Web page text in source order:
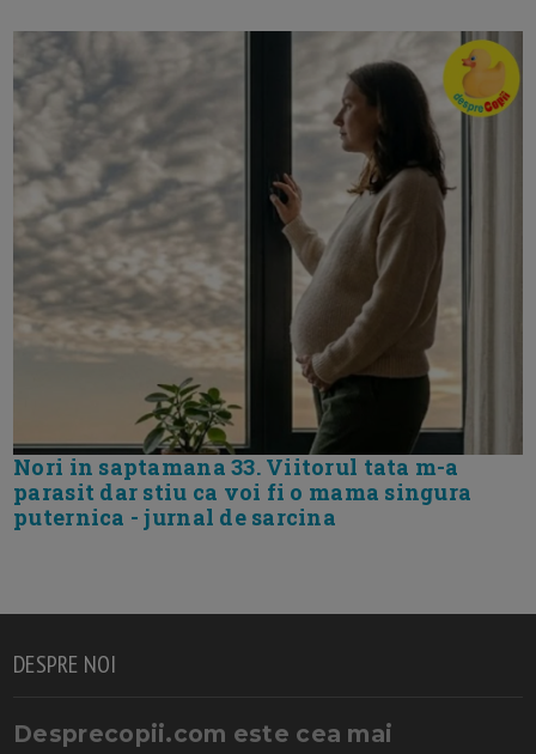
Nori in saptamana 33. Viitorul tata m-a
parasit dar stiu ca voi fi o mama singura
puternica - jurnal de sarcina
DESPRE NOI
Desprecopii.com este cea mai